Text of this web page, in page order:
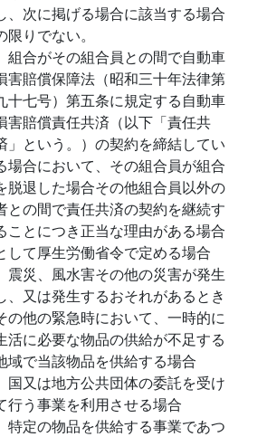
、次に掲げる場合に該当する場合
限りでない。
組合がその組合員との間で自動車
害賠償保障法（昭和三十年法律第
十七号）第五条に規定する自動車
害賠償責任共済（以下「責任共
」という。）の契約を締結してい
場合において、その組合員が組合
脱退した場合その他組合員以外の
との間で責任共済の契約を継続す
ことにつき正当な理由がある場合
して厚生労働省令で定める場合
震災、風水害その他の災害が発生
、又は発生するおそれがあるとき
の他の緊急時において、一時的に
活に必要な物品の供給が不足する
域で当該物品を供給する場合
国又は地方公共団体の委託を受け
行う事業を利用させる場合
特定の物品を供給する事業であつ